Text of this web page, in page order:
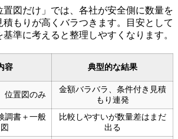
図だけ」では、各社が安全側に数量を
もりが高くバラつきます。目安として
準に考えると整理しやすくなります。
容 典型的な結果
位置図のみ
金額バラバラ、条件付き見積
もり連発
調書＋一般
図
比較しやすいが数量差はまだ
出る